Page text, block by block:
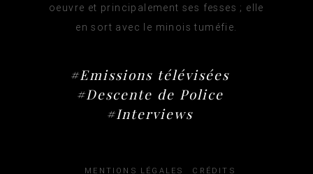
oeuvre et principalement ses fesses ; elle
en sort avec le minois tuméfie.
#Emissions télévisées
#Descente de Police
#Interviews
MENTIONS LÉGALES CRÉDITS